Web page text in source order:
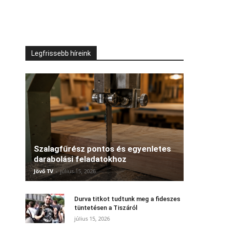
Legfrissebb híreink
Szalagfűrész pontos és egyenletes
darabolási feladatokhoz
Jövő TV - július 15, 2026
Durva titkot tudtunk meg a fideszes
tüntetésen a Tiszáról
július 15, 2026